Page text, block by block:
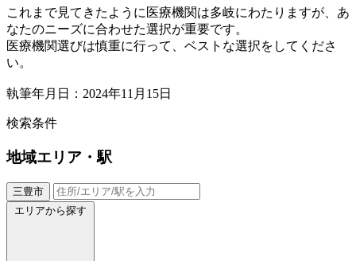
これまで見てきたように医療機関は多岐にわたりますが、あ
なたのニーズに合わせた選択が重要です。
医療機関選びは慎重に行って、ベストな選択をしてくださ
い。
執筆年月日：2024年11月15日
検索条件
地域エリア・駅
三豊市
エリアから探す